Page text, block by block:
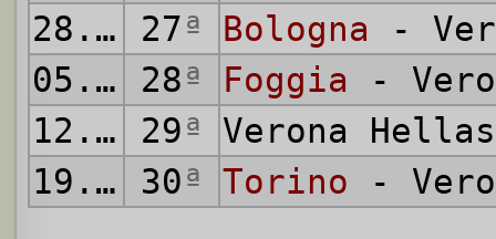
28.04.1974
27ª Bologna -
05.05.1974
28ª Foggia -
12.05.1974
29ª
Verona
19.05.1974
30ª Torino -